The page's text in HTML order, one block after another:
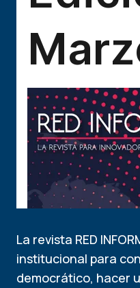
La revista RED
institucional para
democrático, hacer